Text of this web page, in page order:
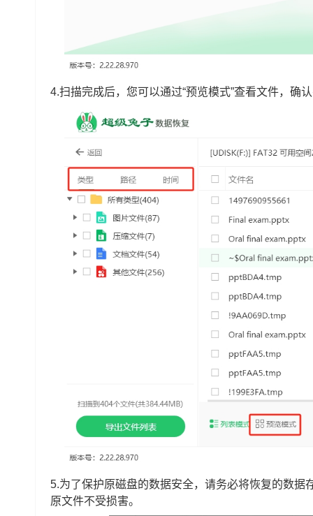
4.扫描完成后，您可以通过“预览模式”查看文件，确
5.为了保护原磁盘的数据安全，请务必将恢复的数
原文件不受损害。